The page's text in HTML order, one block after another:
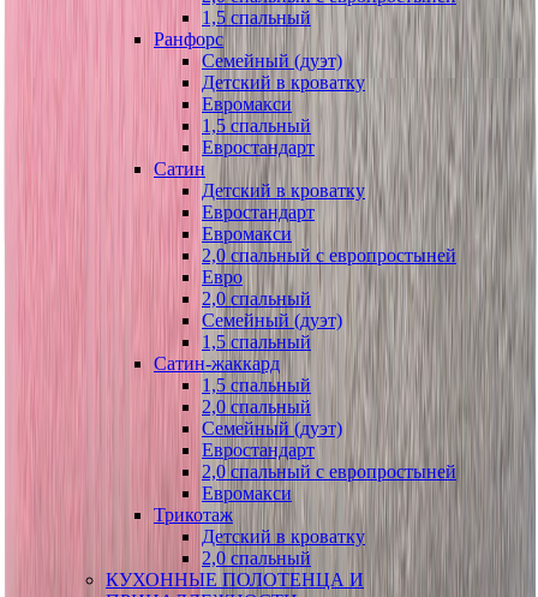
1,5 спальный
Ранфорс
Семейный (дуэт)
Детский в кроватку
Евромакси
1,5 спальный
Евростандарт
Сатин
Детский в кроватку
Евростандарт
Евромакси
2,0 спальный с европростыней
Евро
2,0 спальный
Семейный (дуэт)
1,5 спальный
Сатин-жаккард
1,5 спальный
2,0 спальный
Семейный (дуэт)
Евростандарт
2,0 спальный с европростыней
Евромакси
Трикотаж
Детский в кроватку
2,0 спальный
КУХОННЫЕ ПОЛОТЕНЦА И